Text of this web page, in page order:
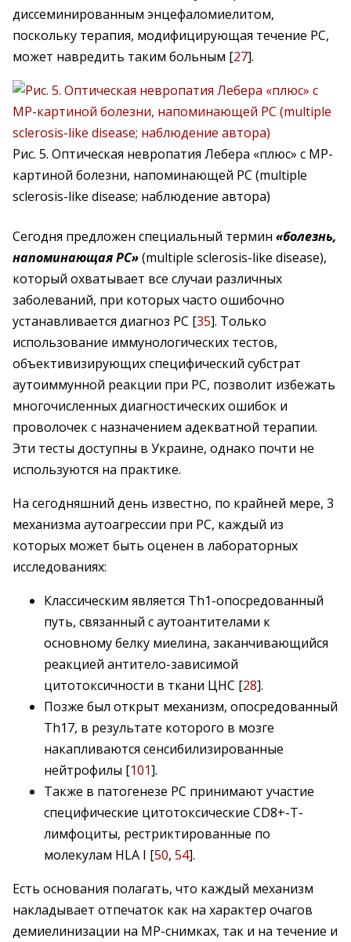
диссеминированным энцефаломиелитом,
поскольку терапия, модифицирующая течение РС,
может навредить таким больным [27].
Рис. 5. Оптическая невропатия Лебера «плюс» с МР-
картиной болезни, напоминающей РС (multiple
sclerosis-like disease; наблюдение автора)
Сегодня предложен специальный термин «болезнь,
напоминающая РС»(multiple sclerosis-like disease),
который охватывает все случаи различных
заболеваний, при которых часто ошибочно
устанавливается диагноз РС [35]. Только
использование иммунологических тестов,
объективизирующих специфический субстрат
аутоиммунной реакции при РС, позволит избежать
многочисленных диагностических ошибок и
проволочек с назначением адекватной терапии.
Эти тесты доступны в Украине, однако почти не
используются на практике.
На сегодняшний день известно, по крайней мере, 3
механизма аутоагрессии при РС, каждый из
которых может быть оценен в лабораторных
исследованиях:
Классическим является Th1-опосредованный
путь, связанный с аутоантителами к
основному белку миелина, заканчивающийся
реакцией антитело-зависимой
цитотоксичности в ткани ЦНС [28].
Позже был открыт механизм, опосредованный
Th17, в результате которого в мозге
накапливаются сенсибилизированные
нейтрофилы [101].
Также в патогенезе РС принимают участие
специфические цитотоксические CD8+-Т-
лимфоциты, рестриктированные по
молекулам HLA I [50, 54].
Есть основания полагать, что каждый механизм
накладывает отпечаток как на характер очагов
демиелинизации на МР-снимках, так и на течение и